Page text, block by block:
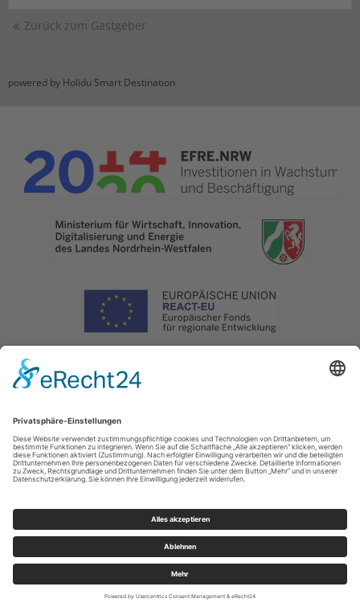
Zurück zum Gastgeber
powered by Holidu Smart Destination
Impressum|Datenschutz|Haftungsausschluss|Kontakt
Naturpark Arnsberger Wald - Projektbüro Sauerland-Waldroute
E: info@sauerland-waldroute.de
Cookie-Einstellungen